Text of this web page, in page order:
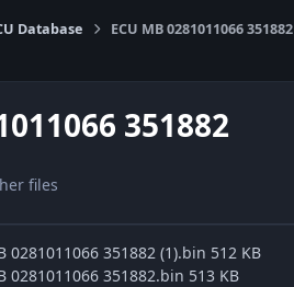
Database ECU MB 0281011066 351882
351882
files
0281011066 351882 (1).bin 512 KB
0281011066 351882.bin 513 KB